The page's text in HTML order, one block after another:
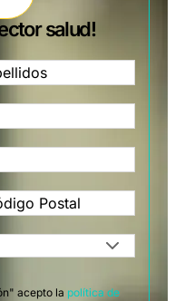
salud!
acepto la política de